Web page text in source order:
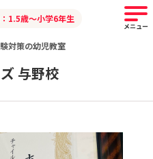
対策の幼児教室
1.5歳～小学6年生
メニュー
与野校